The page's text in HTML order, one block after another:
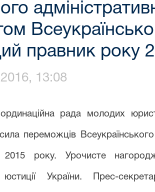
правник року
13:08
рада молодих
переможців
2015 року. Урочисте
юстиції України. Прес-